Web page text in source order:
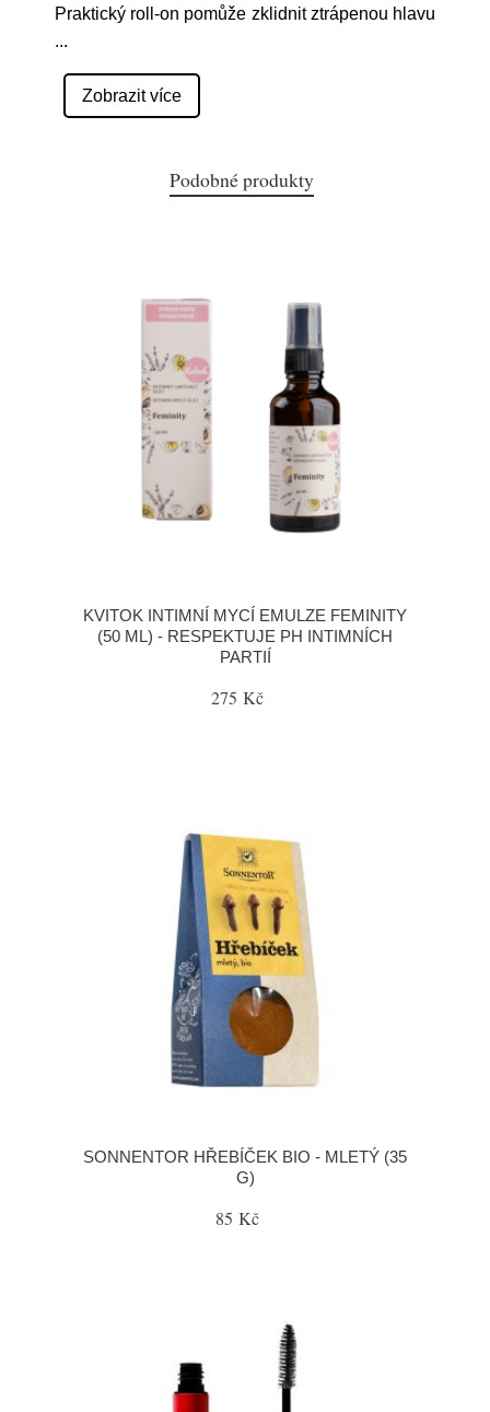
Praktický roll-on pomůže zklidnit ztrápenou hlavu
...
Zobrazit více
Podobné produkty
KVITOK INTIMNÍ MYCÍ EMULZE FEMINITY
(50 ML) - RESPEKTUJE PH INTIMNÍCH
PARTIÍ
275 Kč
SONNENTOR HŘEBÍČEK BIO - MLETÝ (35
G)
85 Kč